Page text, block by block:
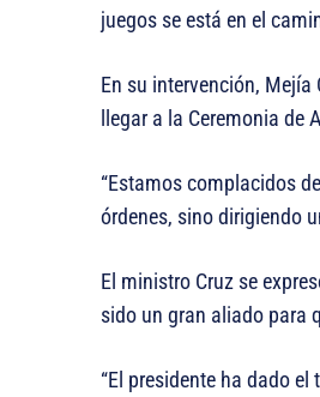
juegos se está en el
En su intervención,
llegar a la Ceremonia de
“Estamos complacidos
órdenes, sino dirigiendo
El ministro Cruz se
sido un gran aliado para
“El presidente ha dado